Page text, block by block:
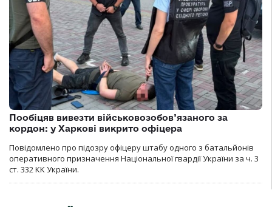
Пообіцяв вивезти військовозобов’язаного за
кордон: у Харкові викрито офіцера
Повідомлено про підозру офіцеру штабу одного з батальйонів
оперативного призначення Національної гвардії України за ч. 3
ст. 332 КК України.